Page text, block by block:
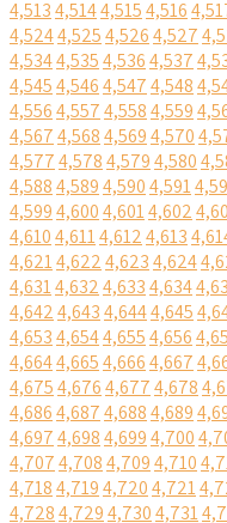
4,5134,5144,5154,516
4,5244,5254,5264,527
4,5344,5354,5364,537
4,5454,5464,5474,548
4,5564,5574,5584,559
4,5674,5684,5694,570
4,5774,5784,5794,580
4,5884,5894,5904,591
4,5994,6004,6014,602
4,6104,6114,6124,613
4,6214,6224,6234,624
4,6314,6324,6334,634
4,6424,6434,6444,645
4,6534,6544,6554,656
4,6644,6654,6664,667
4,6754,6764,6774,678
4,6864,6874,6884,689
4,6974,6984,6994,700
4,7074,7084,7094,710
4,7184,7194,7204,721
4,7284,7294,7304,731